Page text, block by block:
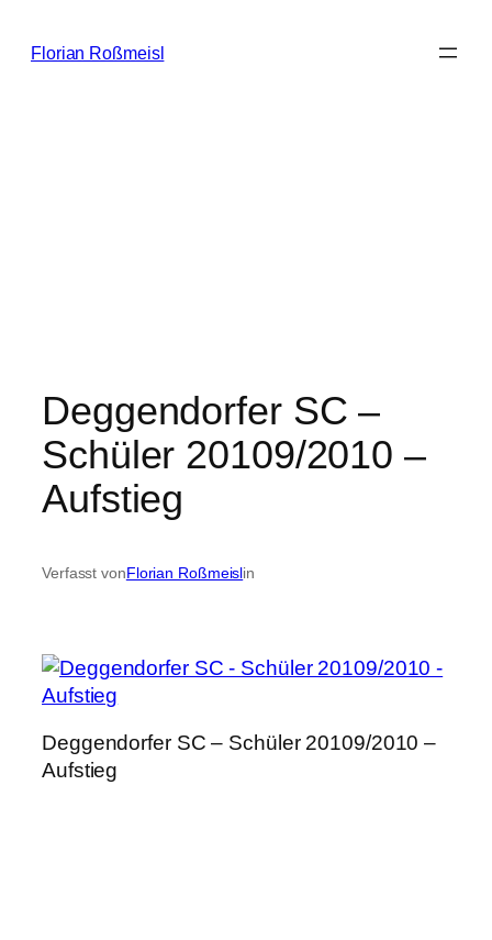
Inhalt
Florian Roßmeisl
Deggendorfer SC –
Schüler 20109/2010 –
Aufstieg
Verfasst vonFlorian Roßmeislin
Deggendorfer SC – Schüler 20109/2010 –
Aufstieg